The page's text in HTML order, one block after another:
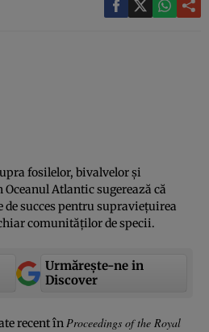
fosilelor, bivalvelor şi
Atlantic sugerează că
de succes pentru supravieţuirea
comunităţilor de specii.
Urmărește-ne in
Discover
recent înProceedings of the Royal